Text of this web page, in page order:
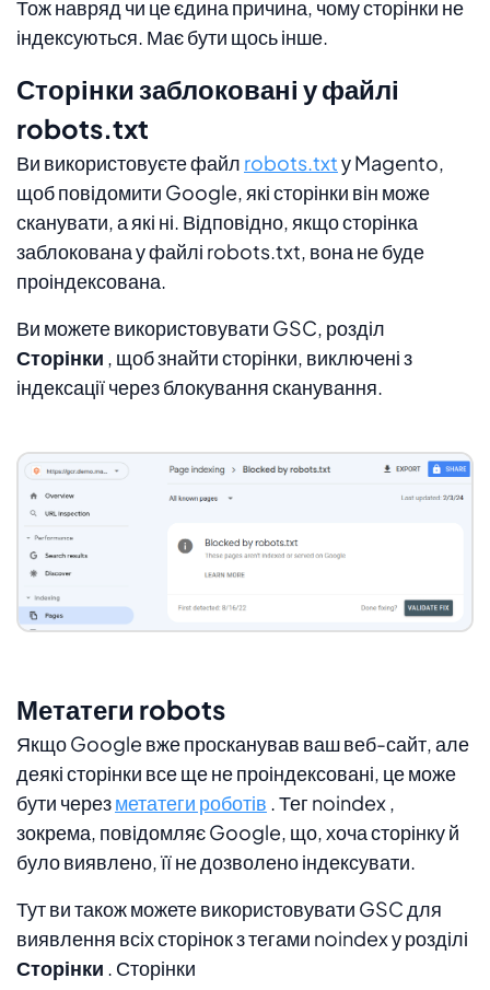
Тож навряд чи це єдина причина, чому сторінки не
індексуються. Має бути щось інше.
Сторінки заблоковані у файлі
robots.txt
Ви використовуєте файл robots.txtу Magento,
щоб повідомити Google, які сторінки він може
сканувати, а які ні. Відповідно, якщо сторінка
заблокована у файлі robots.txt, вона не буде
проіндексована.
Ви можете використовувати GSC, розділ
Сторінки , щоб знайти сторінки, виключені з
індексації через блокування сканування.
Метатеги robots
Якщо Google вже просканував ваш веб-сайт, але
деякі сторінки все ще не проіндексовані, це може
бути черезметатеги роботів . Тег noindex,
зокрема, повідомляє Google, що, хоча сторінку й
було виявлено, її не дозволено індексувати.
Тут ви також можете використовувати GSC для
виявлення всіх сторінок з тегами noindexу розділі
Сторінки . Сторінки